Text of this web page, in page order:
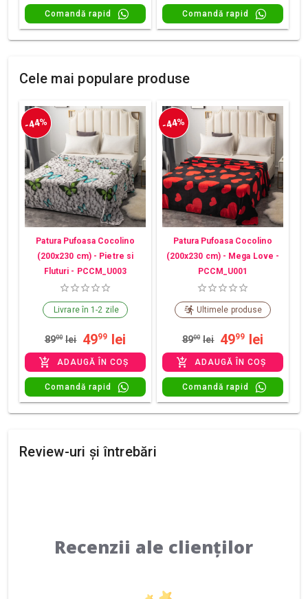
Comandă rapid Comandă rapid
Cele mai populare produse
-44%
Patura Pufoasa Cocolino
(200x230 cm) - Pietre si
Fluturi - PCCM_U003
Livrare în 1-2 zile
8900 lei 4999 lei
ADAUGĂ ÎN COȘ
Comandă rapid
-44%
Patura Pufoasa Cocolino
(200x230 cm) - Mega Love -
PCCM_U001
Ultimele produse
8900 lei 4999 lei
ADAUGĂ ÎN COȘ
Comandă rapid
Review-uri și întrebări
Recenzii ale clienților